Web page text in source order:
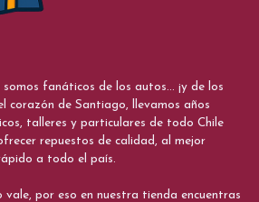
fanáticos de los autos... ¡y de los
corazón de Santiago, llevamos años
talleres y particulares de todo Chile
repuestos de calidad, al mejor
a todo el país.
vale, por eso en nuestra tienda encuentras